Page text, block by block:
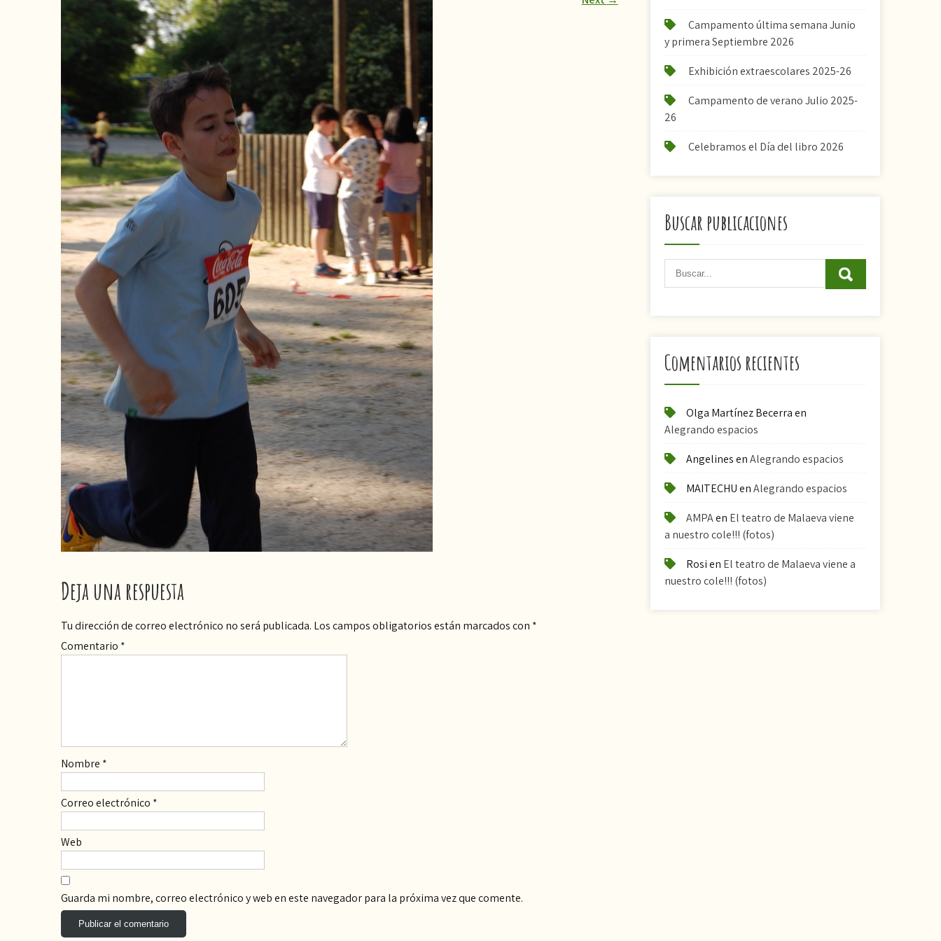
Deja una respuesta
Tu dirección de correo electrónico no será publicada. Los campos obligatorios están marcados con *
Comentario *
Nombre *
Correo electrónico *
Web
Guarda mi nombre, correo electrónico y web en este navegador para la próxima vez que comente.
Campamento última semana Junio
y primera Septiembre 2026
Exhibición extraescolares 2025-26
Campamento de verano Julio 2025-
26
Celebramos el Día del libro 2026
Buscar publicaciones
Comentarios recientes
Olga Martínez Becerraen
Alegrando espacios
AngelinesenAlegrando espacios
MAITECHUenAlegrando espacios
AMPAen El teatro de Malaeva viene
a nuestro cole!!! (fotos)
Rosien El teatro de Malaeva viene a
nuestro cole!!! (fotos)